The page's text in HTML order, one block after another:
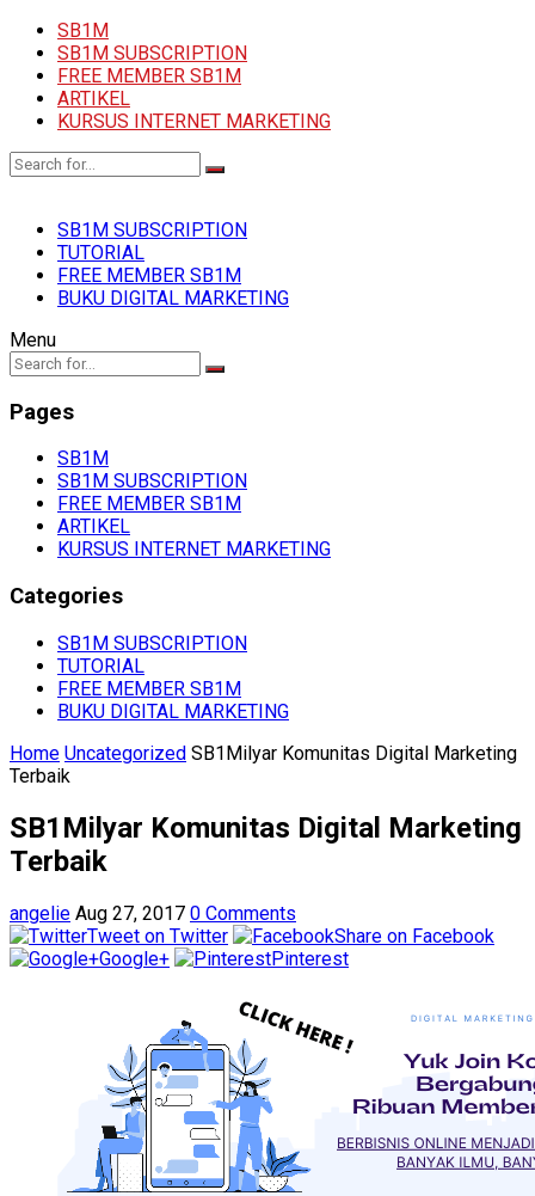
SB1M
SB1M SUBSCRIPTION
FREE MEMBER SB1M
ARTIKEL
KURSUS INTERNET MARKETING
SB1M SUBSCRIPTION
TUTORIAL
FREE MEMBER SB1M
BUKU DIGITAL MARKETING
Menu
Pages
SB1M
SB1M SUBSCRIPTION
FREE MEMBER SB1M
ARTIKEL
KURSUS INTERNET MARKETING
Categories
SB1M SUBSCRIPTION
TUTORIAL
FREE MEMBER SB1M
BUKU DIGITAL MARKETING
Home Uncategorized SB1Milyar Komunitas Digital Marketing
Terbaik
SB1Milyar Komunitas Digital Marketing
Terbaik
angelie Aug 27, 2017 0 Comments
Tweet on Twitter
Share on Facebook
Google+
Pinterest